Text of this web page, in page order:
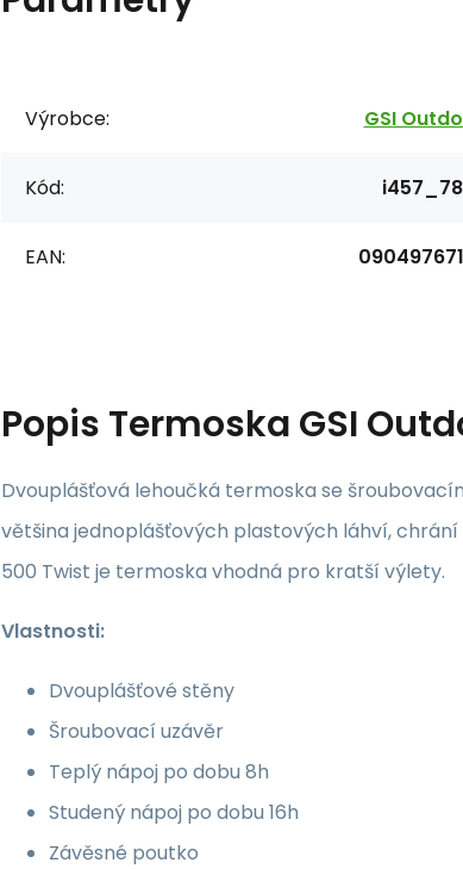
Výrobce: GSI
Kód:
EAN:
Popis Termoska GSI
Dvouplášťová lehoučká termoska se
většina jednoplášťových plastových láhví,
500 Twist je termoska vhodná pro kratší výlety.
Vlastnosti:
Dvouplášťové stěny
Šroubovací uzávěr
Teplý nápoj po dobu 8h
Studený nápoj po dobu 16h
Závěsné poutko